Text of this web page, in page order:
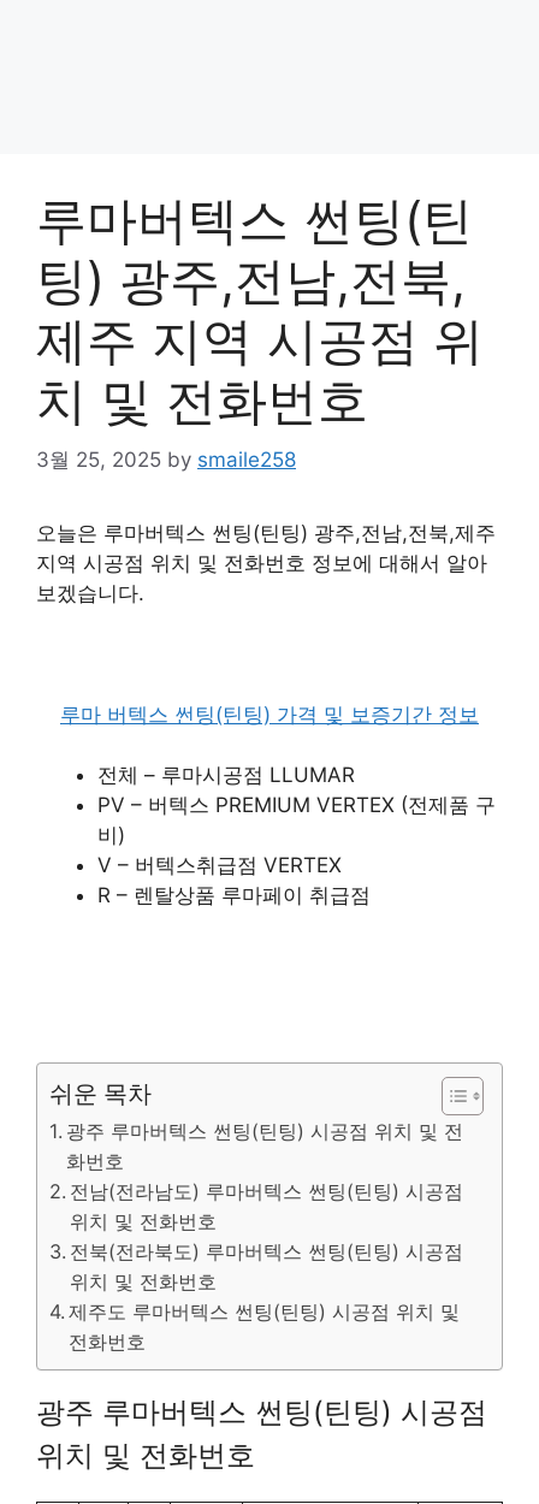
루마버텍스 썬팅(틴
팅) 광주,전남,전북,
제주 지역 시공점 위
치 및 전화번호
3월 25, 2025 by smaile258
오늘은 루마버텍스 썬팅(틴팅) 광주,전남,전북,제주
지역 시공점 위치 및 전화번호 정보에 대해서 알아
보겠습니다.
루마 버텍스 썬팅(틴팅) 가격 및 보증기간 정보
전체 – 루마시공점 LLUMAR
PV – 버텍스 PREMIUM VERTEX (전제품 구
비)
V – 버텍스취급점 VERTEX
R – 렌탈상품 루마페이 취급점
쉬운 목차
광주 루마버텍스 썬팅(틴팅) 시공점 위치 및 전
화번호
전남(전라남도) 루마버텍스 썬팅(틴팅) 시공점
위치 및 전화번호
전북(전라북도) 루마버텍스 썬팅(틴팅) 시공점
위치 및 전화번호
제주도 루마버텍스 썬팅(틴팅) 시공점 위치 및
전화번호
광주 루마버텍스 썬팅(틴팅) 시공점
위치 및 전화번호